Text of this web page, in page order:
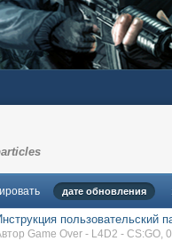
дате обновления
пользовательский
Game Over - L4D2 - CS:GO,